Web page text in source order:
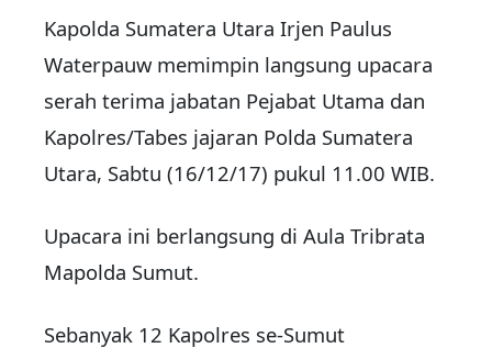
Kapolda Sumatera Utara Irjen Paulus
Waterpauw memimpin langsung upacara
serah terima jabatan Pejabat Utama dan
Kapolres/Tabes jajaran Polda Sumatera
Utara, Sabtu (16/12/17) pukul 11.00 WIB.
Upacara ini berlangsung di Aula Tribrata
Mapolda Sumut.
Sebanyak 12 Kapolres se-Sumut